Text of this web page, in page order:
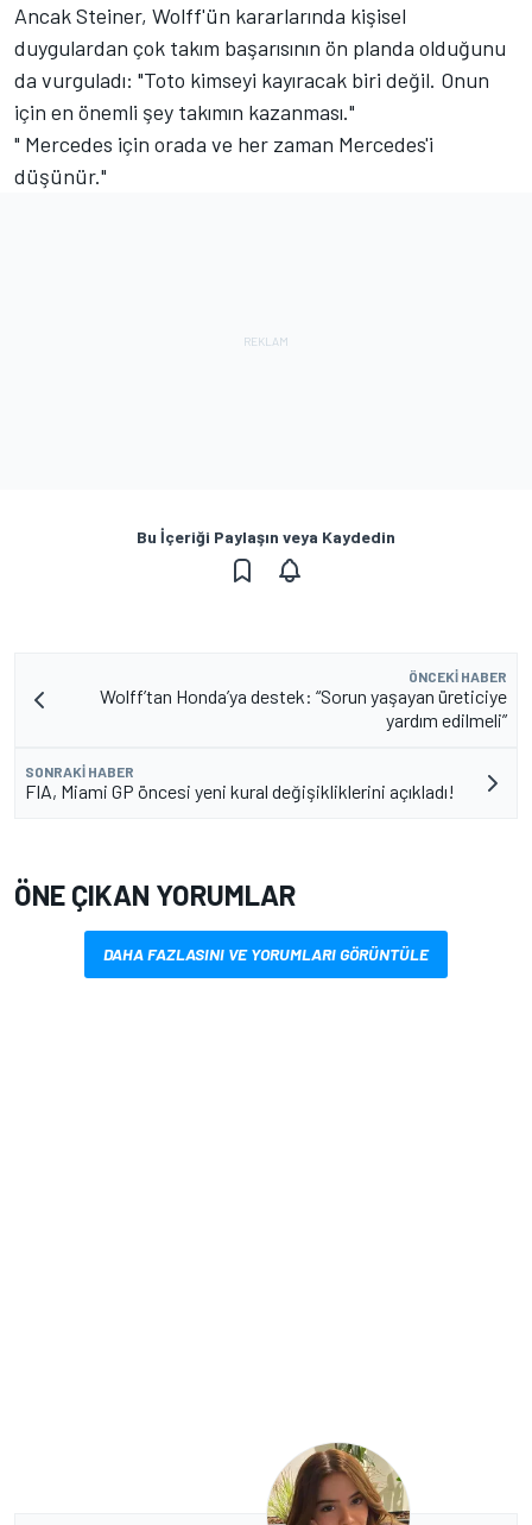
Ancak Steiner, Wolff'ün kararlarında kişisel
duygulardan çok takım başarısının ön planda olduğunu
da vurguladı: "Toto kimseyi kayıracak biri değil. Onun
için en önemli şey takımın kazanması."
" Mercedes için orada ve her zaman Mercedes'i
düşünür."
Bu İçeriği Paylaşın veya Kaydedin
ÖNCEKI HABER
Wolff’tan Honda’ya destek: “Sorun yaşayan üreticiye
yardım edilmeli”
SONRAKI HABER
FIA, Miami GP öncesi yeni kural değişikliklerini açıkladı!
ÖNE ÇIKAN YORUMLAR
DAHA FAZLASINI VE YORUMLARI GÖRÜNTÜLE